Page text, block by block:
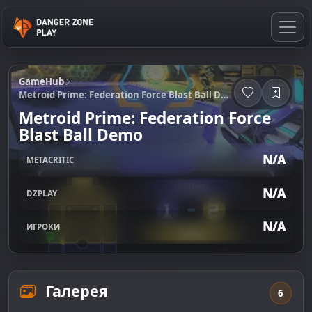
GameHub
Metroid Prime: Federation Force Blast Ball Demo
Metroid Prime: Federation Force
Blast Ball Demo
METACRITIC N/A
DZPLAY N/A
ИГРОКИ N/A
Галерея 6